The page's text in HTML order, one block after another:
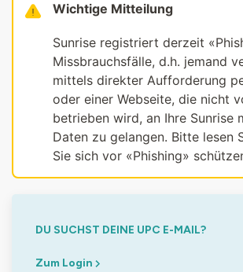
Wichtige Mitteilung
Sunrise registriert derzeit
Missbrauchsfälle, d.h. jemand
mittels direkter Aufforderung
oder einer Webseite, die nicht
betrieben wird, an Ihre Sunrise
Daten zu gelangen. Bitte lesen
Sie sich vor «Phishing»
DU SUCHST DEINE UPC E-MAIL?
Zum Login